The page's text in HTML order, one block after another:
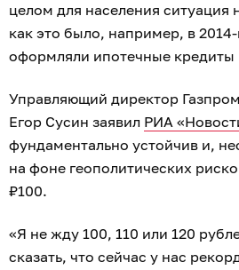
целом для населения ситуация
как это было, например, в
оформляли ипотечные кредиты
Управляющий директор
Егор Сусин заявил РИА
фундаментально устойчив и,
на фоне геополитических
₽100.
«Я не жду 100, 110 или 120
сказать, что сейчас у нас